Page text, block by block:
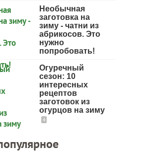
Необычная
заготовка на
зиму - чатни из
абрикосов. Это
нужно
попробовать!
Огуречный
сезон: 10
интересных
рецептов
заготовок из
огурцов на зиму
4